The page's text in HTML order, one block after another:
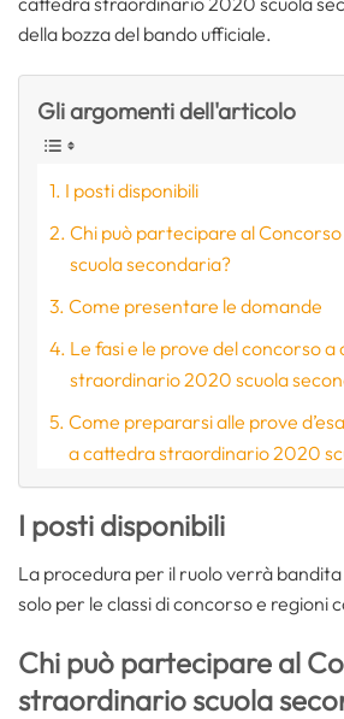
della bozza del bando ufficiale.
Gli argomenti dell'articolo
I posti disponibili
Chi può partecipare al
scuola secondaria?
Come presentare le domande
Le fasi e le prove del concorso
straordinario 2020 scuola
Come prepararsi alle prove
a cattedra straordinario 2020
I posti disponibili
La procedura per il ruolo verrà
solo per le classi di concorso e regioni
Chi può partecipare al
straordinario scuola